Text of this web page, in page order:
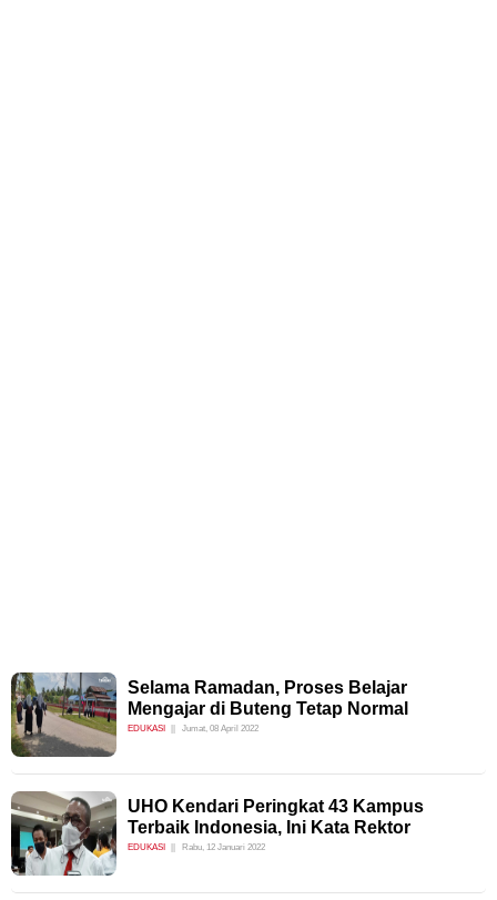
Selama Ramadan, Proses Belajar
Mengajar di Buteng Tetap Normal
EDUKASI Jumat, 08 April 2022
UHO Kendari Peringkat 43 Kampus
Terbaik Indonesia, Ini Kata Rektor
EDUKASI Rabu, 12 Januari 2022